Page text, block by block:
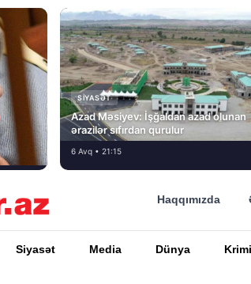
SIYASƏT
Azad Məsiyev: İşğaldan azad olunan
ərazilər sıfırdan qurulur
6 Avq • 21:15
Haqqımızda
Siyasət Media Dünya